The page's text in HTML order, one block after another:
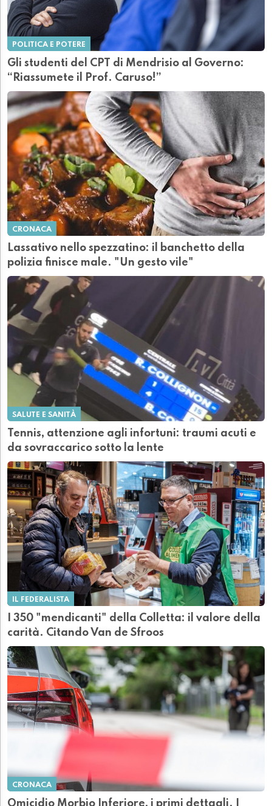
POLITICA E POTERE
Gli studenti del CPT di Mendrisio al Governo:
“Riassumete il Prof. Caruso!”
CRONACA
Lassativo nello spezzatino: il banchetto della
polizia finisce male. "Un gesto vile"
SALUTE E SANITÀ
Tennis, attenzione agli infortuni: traumi acuti e
da sovraccarico sotto la lente
IL FEDERALISTA
I 350 "mendicanti" della Colletta: il valore della
carità. Citando Van de Sfroos
CRONACA
Omicidio Morbio Inferiore, i primi dettagli. I